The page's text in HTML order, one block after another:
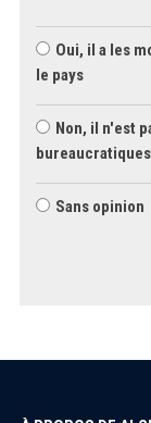
Oui, il a les
le pays
Non, il n'est
Sans opinion